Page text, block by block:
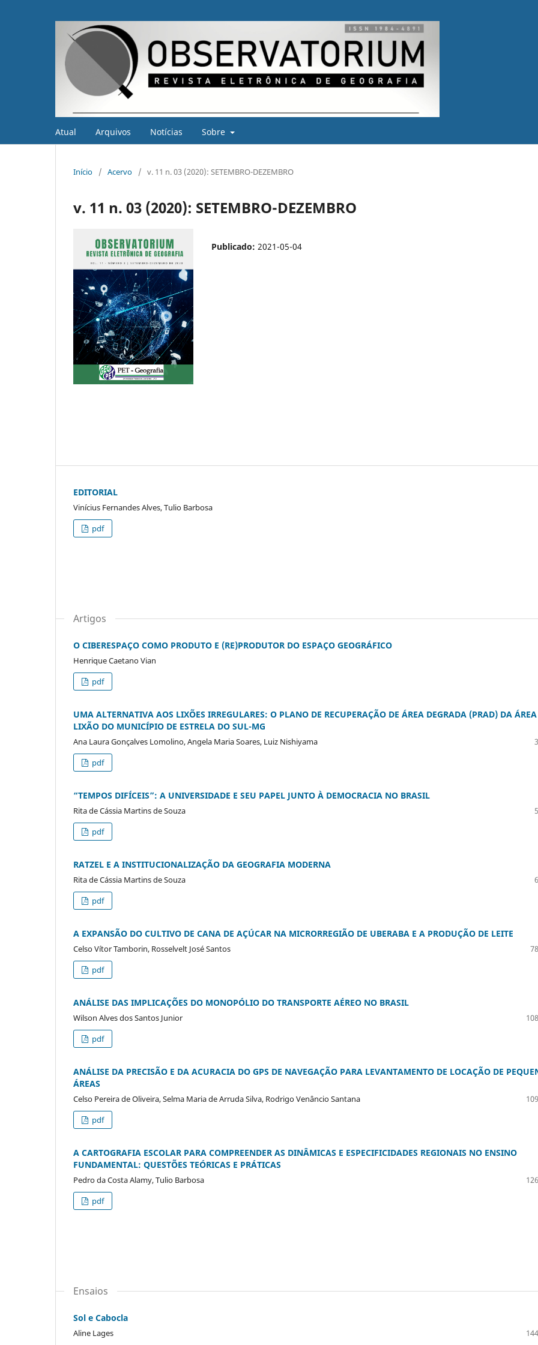
Atual Arquivos Notícias Sobre
Início / Acervo / v. 11 n. 03 (2020): SETEMBRO-DEZEMBRO
v. 11 n. 03 (2020): SETEMBRO-DEZEMBRO
Publicado: 2021-05-04
EDITORIAL
Vinícius Fernandes Alves, Tulio Barbosa
pdf
Artigos
O CIBERESPAÇO COMO PRODUTO E (RE)PRODUTOR DO ESPAÇO GEOGRÁFICO
Henrique Caetano Vian
pdf
UMA ALTERNATIVA AOS LIXÕES IRREGULARES: O PLANO DE RECUPERAÇÃO DE ÁREA DEGRADA (PRAD) DA
LIXÃO DO MUNICÍPIO DE ESTRELA DO SUL-MG
Ana Laura Gonçalves Lomolino, Angela Maria Soares, Luiz Nishiyama
pdf
“TEMPOS DIFÍCEIS”: A UNIVERSIDADE E SEU PAPEL JUNTO À DEMOCRACIA NO BRASIL
Rita de Cássia Martins de Souza
pdf
RATZEL E A INSTITUCIONALIZAÇÃO DA GEOGRAFIA MODERNA
Rita de Cássia Martins de Souza
pdf
A EXPANSÃO DO CULTIVO DE CANA DE AÇÚCAR NA MICRORREGIÃO DE UBERABA E A PRODUÇÃO DE LEITE
Celso Vítor Tamborin, Rosselvelt José Santos
pdf
ANÁLISE DAS IMPLICAÇÕES DO MONOPÓLIO DO TRANSPORTE AÉREO NO BRASIL
Wilson Alves dos Santos Junior
pdf
ANÁLISE DA PRECISÃO E DA ACURACIA DO GPS DE NAVEGAÇÃO PARA LEVANTAMENTO DE LOCAÇÃO DE
ÁREAS
Celso Pereira de Oliveira, Selma Maria de Arruda Silva, Rodrigo Venâncio Santana
pdf
A CARTOGRAFIA ESCOLAR PARA COMPREENDER AS DINÂMICAS E ESPECIFICIDADES REGIONAIS NO ENSINO
FUNDAMENTAL: QUESTÕES TEÓRICAS E PRÁTICAS
Pedro da Costa Alamy, Tulio Barbosa
pdf
Ensaios
Sol e Cabocla
Aline Lages